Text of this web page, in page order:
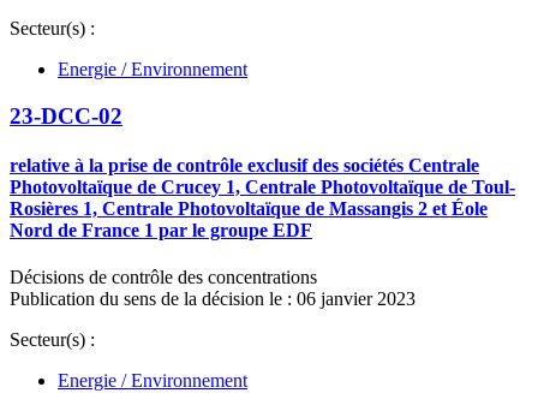
Secteur(s) :
Energie / Environnement
23-DCC-02
relative à la prise de contrôle exclusif des sociétés Centrale
Photovoltaïque de Crucey 1, Centrale Photovoltaïque de Toul-
Rosières 1, Centrale Photovoltaïque de Massangis 2 et Éole
Nord de France 1 par le groupe EDF
Décisions de contrôle des concentrations
Publication du sens de la décision le : 06 janvier 2023
Secteur(s) :
Energie / Environnement